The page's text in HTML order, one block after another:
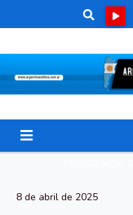
8 de abril de 2025